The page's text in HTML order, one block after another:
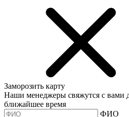
Заморозить карту
Наши менеджеры свяжутся с вами
ближайшее время
ФИО